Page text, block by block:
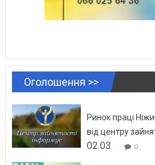
Оголошення >>
Ринок праці
від центру
02.03. 0